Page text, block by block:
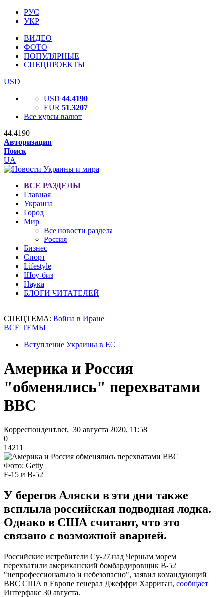
РУС
УКР
ВИДЕО
ФОТО
ПОПУЛЯРНЫЕ
СПЕЦПРОЕКТЫ
USD
USD 44.4190
EUR 51.3207
Все курсы валют
44.4190
Авторизация
Поиск
UA
ВСЕ РАЗДЕЛЫ
Главная
Украина
Город
Мир
Все новости раздела
Россия
Бизнес
Спорт
Lifestyle
Шоу-биз
Наука
БЛОГИ ЧИТАТЕЛЕЙ
СПЕЦТЕМА: Война в Иране
ВСЕ ТЕМЫ
Вступление Украины в ЕС
Америка и Россия
"обменялись" перехватами
ВВС
Корреспондент.net, 30 августа 2020, 11:58
0
14211
Фото: Getty
F-15 и B-52
У берегов Аляски в эти дни также
всплыла российская подводная лодка.
Однако в США считают, что это
связано с возможной аварией.
Российские истребители Су-27 над Черным морем
перехватили американский бомбардировщик B-52
"непрофессионально и небезопасно", заявил командующий
ВВС США в Европе генерал Джеффри Харриган, сообщает
Интерфакс 30 августа.